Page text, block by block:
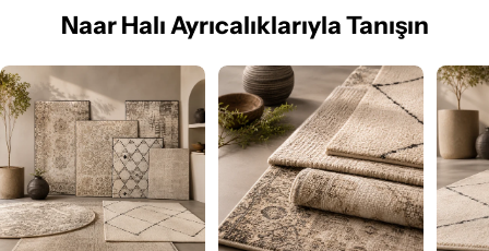
Naar Halı Ayrıcalıklarıyla Tanışın